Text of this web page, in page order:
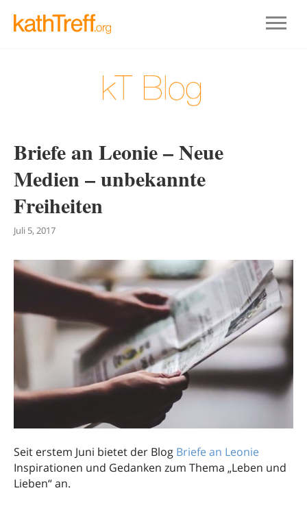
Briefe an Leonie – Neue
Medien – unbekannte
Freiheiten
Juli 5, 2017
Seit erstem Juni bietet der Blog Briefe an Leonie
Inspirationen und Gedanken zum Thema „Leben und
Lieben“ an.